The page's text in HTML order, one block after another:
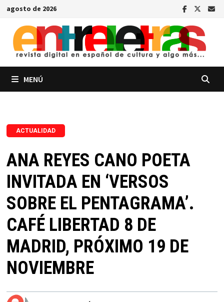
Saltar
contenido
agosto de 2026
MENÚ
ACTUALIDAD
ANA REYES CANO POETA
INVITADA EN ‘VERSOS
SOBRE EL PENTAGRAMA’.
CAFÉ LIBERTAD 8 DE
MADRID, PRÓXIMO 19 DE
NOVIEMBRE